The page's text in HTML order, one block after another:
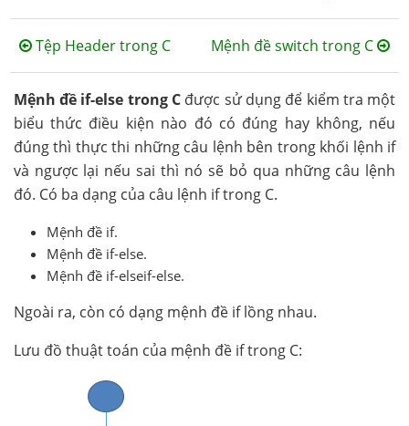
Tệp Header trong C Mệnh đề switch trong C
Mệnh đề if-else trong C được sử dụng để kiểm tra một
biểu thức điều kiện nào đó có đúng hay không, nếu
đúng thì thực thi những câu lệnh bên trong khối lệnh if
và ngược lại nếu sai thì nó sẽ bỏ qua những câu lệnh
đó. Có ba dạng của câu lệnh if trong C.
Mệnh đề if.
Mệnh đề if-else.
Mệnh đề if-elseif-else.
Ngoài ra, còn có dạng mệnh đề if lồng nhau.
Lưu đồ thuật toán của mệnh đề if trong C: